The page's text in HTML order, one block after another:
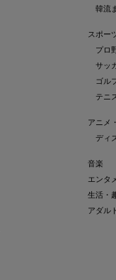
韓流
スポー
プロ
サッ
ゴル
テニ
アニメ
ディ
音楽
エンタ
生活・
アダルト